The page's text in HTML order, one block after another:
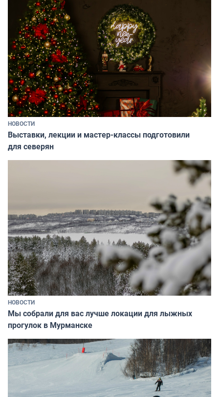
НОВОСТИ
Выставки, лекции и мастер-классы подготовили
для северян
НОВОСТИ
Мы собрали для вас лучше локации для лыжных
прогулок в Мурманске